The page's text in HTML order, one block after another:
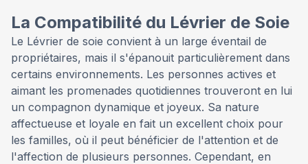
La Compatibilité du Lévrier de Soie
Le Lévrier de soie convient à un large éventail de
propriétaires, mais il s'épanouit particulièrement dans
certains environnements. Les personnes actives et
aimant les promenades quotidiennes trouveront en lui
un compagnon dynamique et joyeux. Sa nature
affectueuse et loyale en fait un excellent choix pour
les familles, où il peut bénéficier de l'attention et de
l'affection de plusieurs personnes. Cependant, en